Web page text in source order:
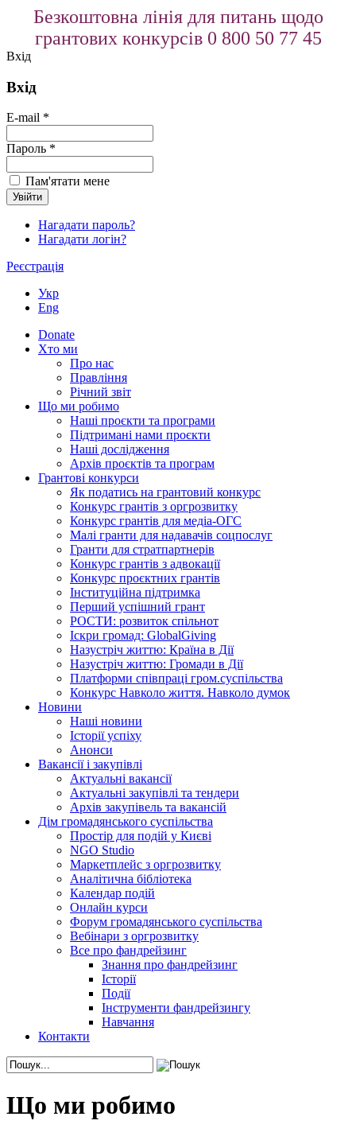
Безкоштовна лінія для питань щодо
грантових конкурсів 0 800 50 77 45
Вхід
Вхід
E-mail *
Пароль *
Пам'ятати мене
Нагадати пароль?
Нагадати логін?
Реєстрація
Укр
Eng
Donate
Хто ми
Про нас
Правління
Річний звіт
Що ми робимо
Наші проєкти та програми
Підтримані нами проєкти
Наші дослідження
Архів проєктів та програм
Грантові конкурси
Як податись на грантовий конкурс
Конкурс грантів з оргрозвитку
Конкурс грантів для медіа-ОГС
Малі гранти для надавачів соцпослуг
Гранти для стратпартнерів
Конкурс грантів з адвокації
Конкурс проєктних грантів
Інституційна підтримка
Перший успішний грант
РОСТИ: розвиток спільнот
Іскри громад: GlobalGiving
Назустріч життю: Країна в Дії
Назустріч життю: Громади в Дії
Платформи співпраці гром.суспільства
Конкурс Навколо життя. Навколо думок
Новини
Наші новини
Історії успіху
Анонси
Вакансії і закупівлі
Актуальні вакансії
Актуальні закупівлі та тендери
Архів закупівель та вакансій
Дім громадянського суспільства
Простір для подій у Києві
NGO Studio
Маркетплейс з оргрозвитку
Аналітична бібліотека
Календар подій
Онлайн курси
Форум громадянського суспільства
Вебінари з оргрозвитку
Все про фандрейзинг
Знання про фандрейзинг
Історії
Події
Інструменти фандрейзингу
Навчання
Контакти
Що ми робимо